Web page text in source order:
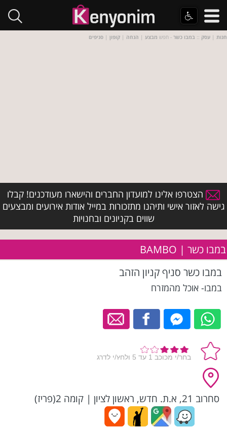
חנות | עסק :: במבו כשר - חפש מבצע | הנחה | קופון | סניפים
הצטרפו אלינו למועדון החברים והישארו מעודכנים! קבלו
גישה לאזור אישי ותיהנו מתזכורות במייל אודות אירועים ומבצעים
שווים בקניונים ובחנויות
במבו כשר | BAMBO
במבו כשר סניף קניון הזהב
במבו- אוכל מהמזרח
סחרוב 21, א.ת. חדש, ראשון לציון | קומה 2(פריז)